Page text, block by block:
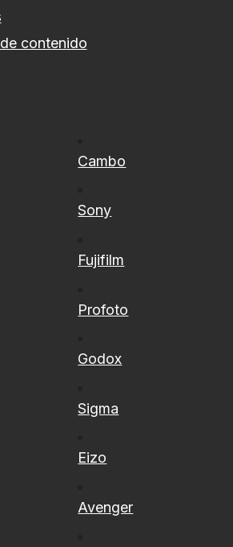
contenido
Cambo
Sony
Fujifilm
Profoto
Godox
Sigma
Eizo
Avenger